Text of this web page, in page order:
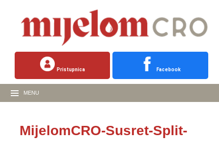
Pristupnica Facebook
MENU
MijelomCRO-Susret-Split-